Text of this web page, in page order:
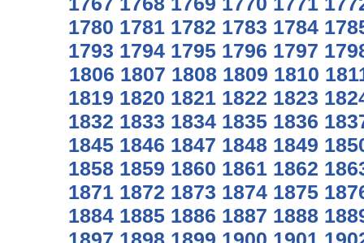
1780 1781 1782 1783 1784
1793 1794 1795 1796 1797
1806 1807 1808 1809 1810
1819 1820 1821 1822 1823
1832 1833 1834 1835 1836
1845 1846 1847 1848 1849
1858 1859 1860 1861 1862
1871 1872 1873 1874 1875
1884 1885 1886 1887 1888